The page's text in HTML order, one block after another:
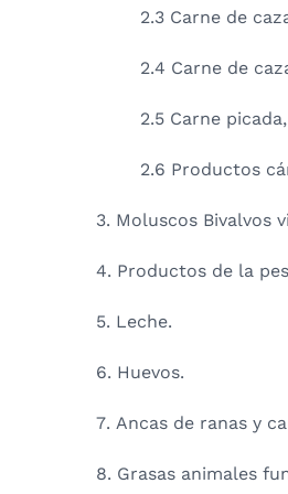
2.3 Carne de
2.4 Carne de
2.5 Carne
2.6 Productos
3. Moluscos Bivalvos
4. Productos de la
5. Leche.
6. Huevos.
7. Ancas de ranas y
8. Grasas animales